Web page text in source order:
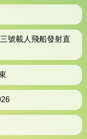
號載人飛船發射直